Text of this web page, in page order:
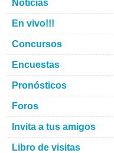
Noticias
En vivo!!!
Concursos
Encuestas
Pronósticos
Foros
Invita a tus amigos
Libro de visitas